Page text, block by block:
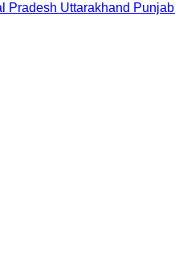
Pradesh Uttarakhand Punjab